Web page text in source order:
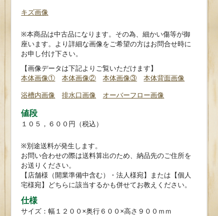
キズ画像
※本商品は中古品になります。その為、細かい傷等が御
座います。より詳細な画像をご希望の方はお問合せ時に
お申し付け下さい。
【画像データは下記よりご覧いただけます】
本体画像①
本体画像② 本体画像③
本体背面画像
浴槽内画像
排水口画像 オーバーフロー画像
値段
１０５，６００円（税込）
※別途送料が発生します。
お問い合わせの際は送料算出のため、納品先のご住所を
お送りください。
【店舗様（開業準備中含む）・法人様宛】または【個人
宅様宛】どちらに該当するかも併せてお教えください。
仕様
サイズ：幅１２００×奥行６００×高さ９００ｍｍ